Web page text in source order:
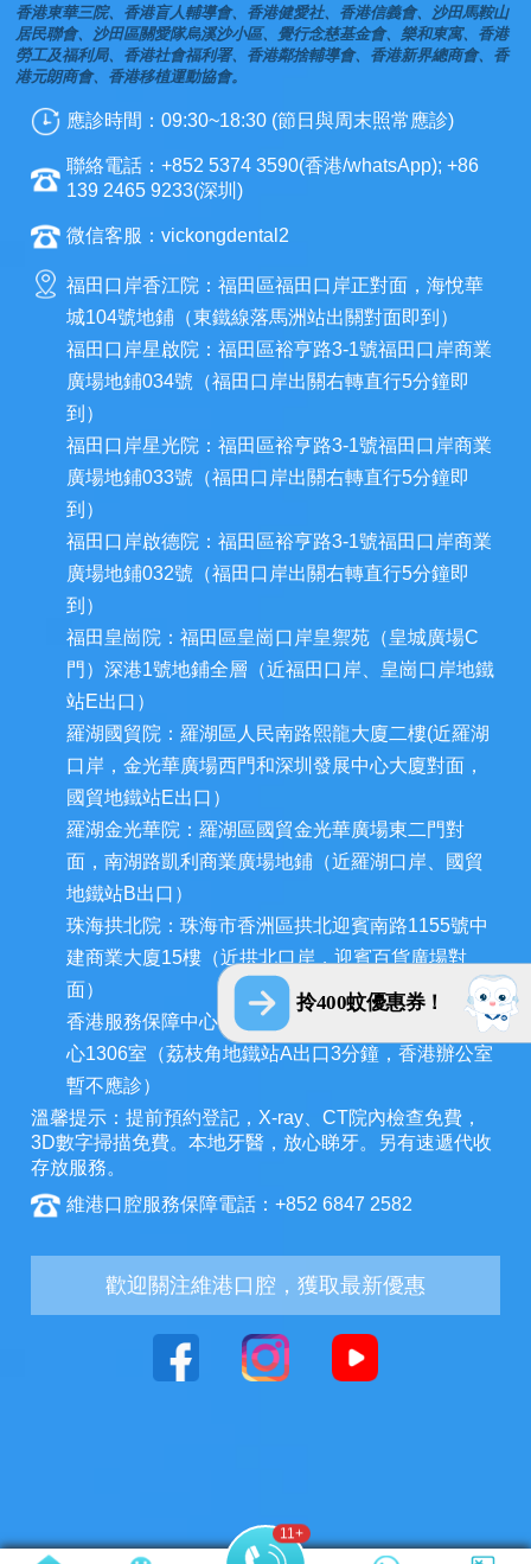
拎400蚊優惠券！
香港東華三院、香港盲人輔導會、香港健愛社、香港信義會、沙田馬鞍山
居民聯會、沙田區關愛隊烏溪沙小區、覺行念慈基金會、樂和東寓、香港
勞工及福利局、香港社會福利署、香港鄰捨輔導會、香港新界總商會、香
港元朗商會、香港移植運動協會。
應診時間：09:30~18:30 (節日與周末照常應診)
聯絡電話：+852 5374 3590(香港/whatsApp); +86
139 2465 9233(深圳)
微信客服：vickongdental2
福田口岸香江院：福田區福田口岸正對面，海悅華
城104號地鋪（東鐵線落馬洲站出關對面即到）
福田口岸星啟院：福田區裕亨路3-1號福田口岸商業
廣場地鋪034號（福田口岸出關右轉直行5分鐘即
到）
福田口岸星光院：福田區裕亨路3-1號福田口岸商業
廣場地鋪033號（福田口岸出關右轉直行5分鐘即
到）
福田口岸啟德院：福田區裕亨路3-1號福田口岸商業
廣場地鋪032號（福田口岸出關右轉直行5分鐘即
到）
福田皇崗院：福田區皇崗口岸皇禦苑（皇城廣場C
門）深港1號地鋪全層（近福田口岸、皇崗口岸地鐵
站E出口）
羅湖國貿院：羅湖區人民南路熙龍大廈二樓(近羅湖
口岸，金光華廣場西門和深圳發展中心大廈對面，
國貿地鐵站E出口）
羅湖金光華院：羅湖區國貿金光華廣場東二門對
面，南湖路凱利商業廣場地鋪（近羅湖口岸、國貿
地鐵站B出口）
珠海拱北院：珠海市香洲區拱北迎賓南路1155號中
建商業大廈15樓（近拱北口岸，迎賓百貨廣場對
面）
香港服務保障中心：九龍荔枝角長裕街11號定豐中
心1306室（荔枝角地鐵站A出口3分鐘，香港辦公室
暫不應診）
溫馨提示：提前預約登記，X-ray、CT院內檢查免費，
3D數字掃描免費。本地牙醫，放心睇牙。另有速遞代收
存放服務。
維港口腔服務保障電話：+852 6847 2582
歡迎關注維港口腔，獲取最新優惠
11+